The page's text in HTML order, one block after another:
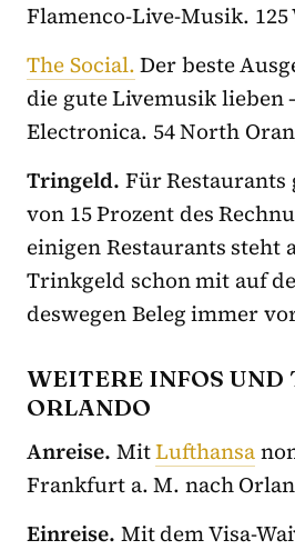
Flamenco-Live-Musik. 125
The Social.Der beste
die gute Livemusik lieben
Electronica. 54 North
Tringeld. Für
von 15 Prozent des
einigen Restaurants steht
Trinkgeld schon mit auf
deswegen Beleg immer
WEITERE INFOS UND
ORLANDO
Anreise. MitLufthansa
Frankfurt a. M. nach
Einreise. Mit dem Visa-